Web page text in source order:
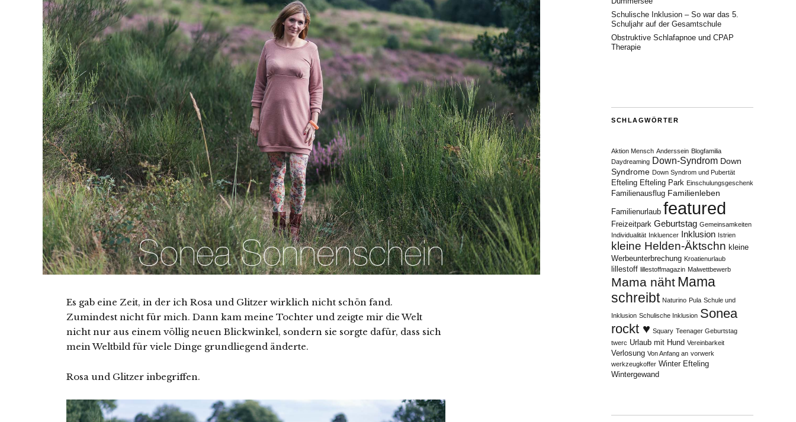
Es gab eine Zeit, in der ich Rosa und Glitzer wirklich nicht schön fand.
Zumindest nicht für mich. Dann kam meine Tochter und zeigte mir die Welt
nicht nur aus einem völlig neuen Blickwinkel, sondern sie sorgte dafür, dass sich
mein Weltbild für viele Dinge grundliegend änderte.
Rosa und Glitzer inbegriffen.
Schulische Inklusion – So war das 5.
Schuljahr auf der Gesamtschule
Obstruktive Schlafapnoe und CPAP
Therapie
SCHLAGWÖRTER
Aktion Mensch Anderssein Blogfamilia
Daydreaming Down-Syndrom Down
Syndrome Down Syndrom und Pubertät
Efteling Efteling Park Einschulungsgeschenk
Familienausflug Familienleben
Familienurlaub featured
Freizeitpark Geburtstag Gemeinsamkeiten
Individualität Inkluencer Inklusion Istrien
kleine Helden-Äktschn kleine
Werbeunterbrechung Kroatienurlaub
lillestoff lillestoffmagazin Malwettbewerb
Mama näht Mama
schreibt Naturino Pula Schule und
Inklusion Schulische Inklusion Sonea
rockt ♥ Squary Teenager Geburtstag
twerc Urlaub mit Hund Vereinbarkeit
Verlosung Von Anfang an vorwerk
werkzeugkoffer Winter Efteling
Wintergewand